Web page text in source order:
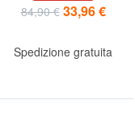
84,90 € 33,96 €
Spedizione gratuita